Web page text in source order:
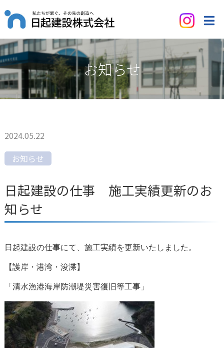
お知らせ
2024.05.22
お知らせ
日起建設の仕事 施工実績更新のお
知らせ
日起建設の仕事にて、施工実績を更新いたしました。
【護岸・港湾・浚渫】
「清水漁港海岸防潮堤災害復旧等工事」